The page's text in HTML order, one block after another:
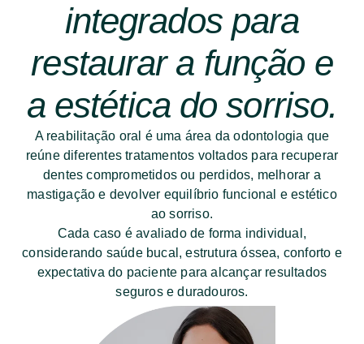
integrados para
restaurar a função e
a estética do sorriso.
A reabilitação oral é uma área da odontologia que
reúne diferentes tratamentos voltados para recuperar
dentes comprometidos ou perdidos, melhorar a
mastigação e devolver equilíbrio funcional e estético
ao sorriso.
Cada caso é avaliado de forma individual,
considerando saúde bucal, estrutura óssea, conforto e
expectativa do paciente para alcançar resultados
seguros e duradouros.